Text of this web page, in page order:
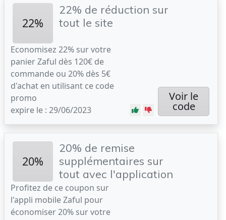
22%
22% de réduction sur
tout le site
Economisez 22% sur votre
panier Zaful dès 120€ de
commande ou 20% dès 5€
d'achat en utilisant ce code
promo
expire le : 29/06/2023
Voir le
code
20%
20% de remise
supplémentaires sur
tout avec l'application
Profitez de ce coupon sur
l'appli mobile Zaful pour
économiser 20% sur votre